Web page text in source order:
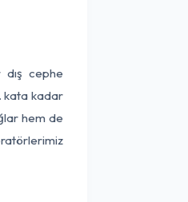
cephe
kata kadar
hem de